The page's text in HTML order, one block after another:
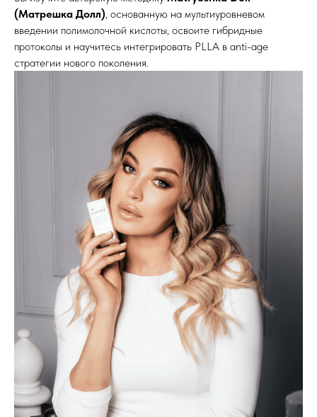
(Матрешка Долл), основанную на мультиуровневом
введении полимолочной кислоты, освоите гибридные
протоколы и научитесь интегрировать PLLA в anti-age
стратегии нового поколения.